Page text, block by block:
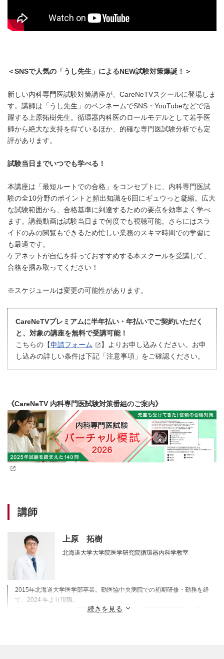
＜SNSで人気の「うし先生」によるNEW試験対策爆誕！＞
新しい内科専門医試験対策講座が、CareNeTVスクールに登場しま
す。講師は「うし先生」のペンネームでSNS・YouTubeなどで活
躍する上原拓樹先生。循環器内科医のロールモデルとして若手医
師から絶大な支持を得ているほか、的確な専門医試験分析でも定
評があります。
試験当日までいつでも学べる！
本講座は「最短ルートでの合格」をコンセプトに、内科専門医試
験の全10分野のポイントと頻出知識を6回にギュウっと凝縮。広大
な試験範囲から、合格基準に到達するための要点を効率よく学べ
ます。講義動画は試験当日まで何度でも視聴可能。さらにはスラ
イドのみの閲覧もできるため忙しい業務のスキマ時間での学習に
も最適です。
ケアネットが自信を持っておすすめする本スクールを受講して、
合格を掴み取ってください！
※スケジュールは変更の可能性があります。
CareNeTVプレミアムに半年払い・年払いでご契約いただく
と、対象の講座を無料で受講可能！
こちらの【申請フォーム
】よりお申し込みください。お申
し込みの詳しい条件は下記「注意事項」をご確認ください。
《CareNeTV 内科専門医試験対策番組のご案内》
講師
上原 拓樹
北海道大学大学院医学研究院循環器内科学教室
2015年北海道大学医学部卒業。勤医協中央病院での初期研修・勤務を経
て、2024 年より現職。
日本内科学会総合内科専門医／日本循環器学会認定循環器専門医／日本
続きを見る